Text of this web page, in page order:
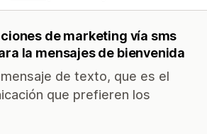
de marketing vía sms
la mensajes de bienvenida
de texto, que es el
que prefieren los